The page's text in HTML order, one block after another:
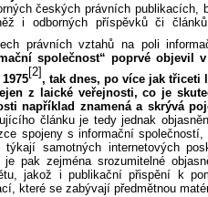
českých právních publikacích,
i odborných příspěvků či
právních vztahů na poli
společnost“ poprvé objevil
[2]
, tak dnes, po více jak
z laické veřejnosti, co je
například znamená a skrývá
článku je tedy jednak
spojeny s informační
samotných internetových
je pak zejména srozumitelné
jakož i publikační přispění k
které se zabývají předmětnou